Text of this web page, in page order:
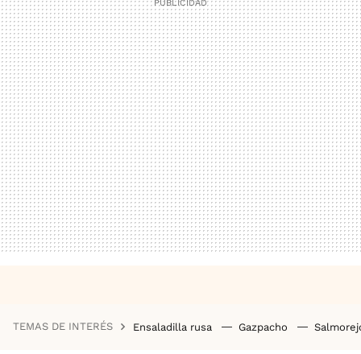
TEMAS DE INTERÉS Ensaladilla rusa Gazpacho